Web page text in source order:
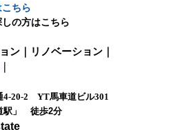
ちら
の方はこちら
ン｜リノベーション｜
4-20-2 YT馬車道ビル301
駅」 徒歩2分